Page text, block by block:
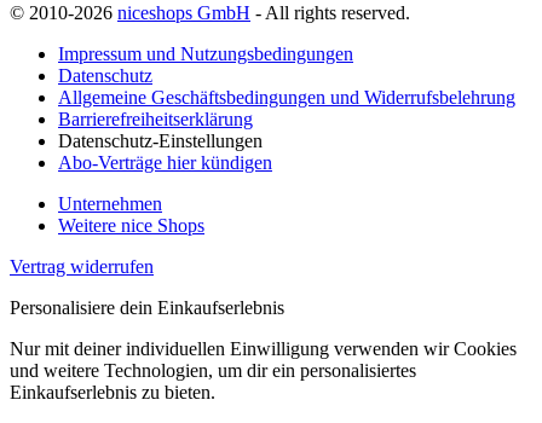
© 2010-2026 niceshops GmbH - All rights reserved.
Impressum und Nutzungsbedingungen
Datenschutz
Allgemeine Geschäftsbedingungen und Widerrufsbelehrung
Barrierefreiheitserklärung
Datenschutz-Einstellungen
Abo-Verträge hier kündigen
Unternehmen
Weitere nice Shops
Vertrag widerrufen
Personalisiere dein Einkaufserlebnis
Nur mit deiner individuellen Einwilligung verwenden wir Cookies
und weitere Technologien, um dir ein personalisiertes
Einkaufserlebnis zu bieten.